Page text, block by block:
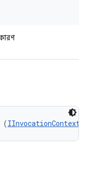
(IInvocationContext